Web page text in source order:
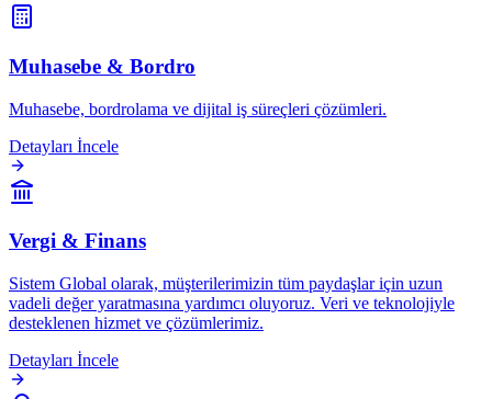
Muhasebe & Bordro
Muhasebe, bordrolama ve dijital iş süreçleri çözümleri.
Detayları İncele
Vergi & Finans
Sistem Global olarak, müşterilerimizin tüm paydaşlar için uzun
vadeli değer yaratmasına yardımcı oluyoruz. Veri ve teknolojiyle
desteklenen hizmet ve çözümlerimiz.
Detayları İncele